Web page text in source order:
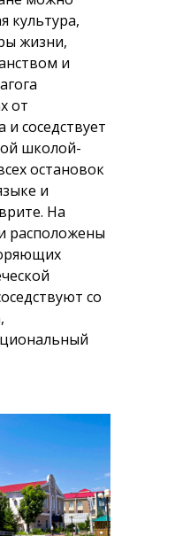
культура,
жизни,
и
от
соседствует
школой-
остановок
и
На
расположены
со